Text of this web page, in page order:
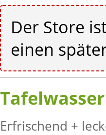
Der Store
einen
Tafelwasser
Erfrischend +